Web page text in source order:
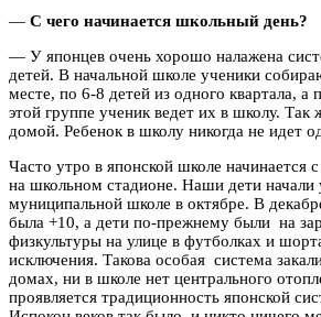
— С чего начинается школьный день?
— У японцев очень хорошо налажена
детей. В начальной школе ученики
месте, по 6-8 детей из одного квартала,
этой группе ученик ведет их в школу.
домой. Ребенок в школу никогда не идет
Часто утро в японской школе начинается
на школьном стадионе. Наши дети начали
муниципальной школе в октябре. В
была +10, а дети по-прежнему были на
физкультуры на улице в футболках и
исключения. Такова особая система
домах, ни в школе нет центрального
проявляется традиционность японской